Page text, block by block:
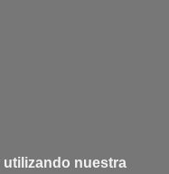
nuestra